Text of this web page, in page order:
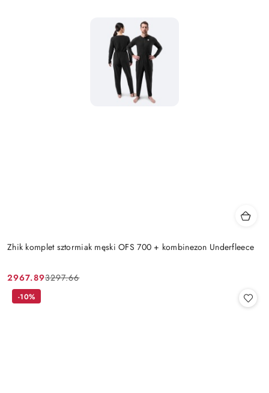
Zhik komplet sztormiak męski OFS 700 + kombinezon Underfleece
Cena
promocyjna:
2967.89
Cena
przed
3297.66
-10%